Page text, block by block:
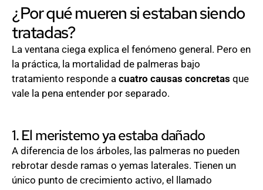
¿Por qué mueren si estaban siendo
tratadas?
La ventana ciega explica el fenómeno general. Pero en
la práctica, la mortalidad de palmeras bajo
tratamiento responde a cuatro causas concretas que
vale la pena entender por separado.
1. El meristemo ya estaba dañado
A diferencia de los árboles, las palmeras no pueden
rebrotar desde ramas o yemas laterales. Tienen un
único punto de crecimiento activo, el llamado